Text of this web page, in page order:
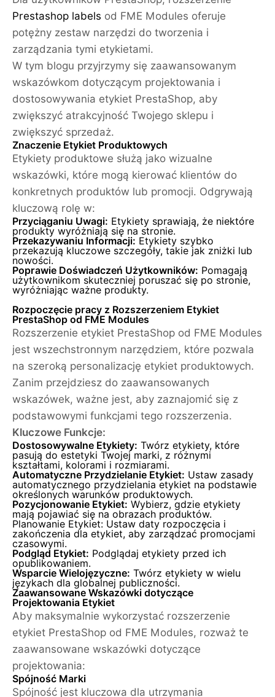
Prestashop labels od FME Modules oferuje
potężny zestaw narzędzi do tworzenia i
zarządzania tymi etykietami.
W tym blogu przyjrzymy się zaawansowanym
wskazówkom dotyczącym projektowania i
dostosowywania etykiet PrestaShop, aby
zwiększyć atrakcyjność Twojego sklepu i
zwiększyć sprzedaż.
Znaczenie Etykiet Produktowych
Etykiety produktowe służą jako wizualne
wskazówki, które mogą kierować klientów do
konkretnych produktów lub promocji. Odgrywają
kluczową rolę w:
Przyciąganiu Uwagi: Etykiety sprawiają, że niektóre
produkty wyróżniają się na stronie.
Przekazywaniu Informacji: Etykiety szybko
przekazują kluczowe szczegóły, takie jak zniżki lub
nowości.
Poprawie Doświadczeń Użytkowników: Pomagają
użytkownikom skuteczniej poruszać się po stronie,
wyróżniając ważne produkty.
Rozpoczęcie pracy z Rozszerzeniem Etykiet
PrestaShop od FME Modules
Rozszerzenie etykiet PrestaShop od FME Modules
jest wszechstronnym narzędziem, które pozwala
na szeroką personalizację etykiet produktowych.
Zanim przejdziesz do zaawansowanych
wskazówek, ważne jest, aby zaznajomić się z
podstawowymi funkcjami tego rozszerzenia.
Kluczowe Funkcje:
Dostosowywalne Etykiety: Twórz etykiety, które
pasują do estetyki Twojej marki, z różnymi
kształtami, kolorami i rozmiarami.
Automatyczne Przydzielanie Etykiet: Ustaw zasady
automatycznego przydzielania etykiet na podstawie
określonych warunków produktowych.
Pozycjonowanie Etykiet: Wybierz, gdzie etykiety
mają pojawiać się na obrazach produktów.
Planowanie Etykiet: Ustaw daty rozpoczęcia i
zakończenia dla etykiet, aby zarządzać promocjami
czasowymi.
Podgląd Etykiet: Podglądaj etykiety przed ich
opublikowaniem.
Wsparcie Wielojęzyczne: Twórz etykiety w wielu
językach dla globalnej publiczności.
Zaawansowane Wskazówki dotyczące
Projektowania Etykiet
Aby maksymalnie wykorzystać rozszerzenie
etykiet PrestaShop od FME Modules, rozważ te
zaawansowane wskazówki dotyczące
projektowania:
Spójność Marki
Spójność jest kluczowa dla utrzymania